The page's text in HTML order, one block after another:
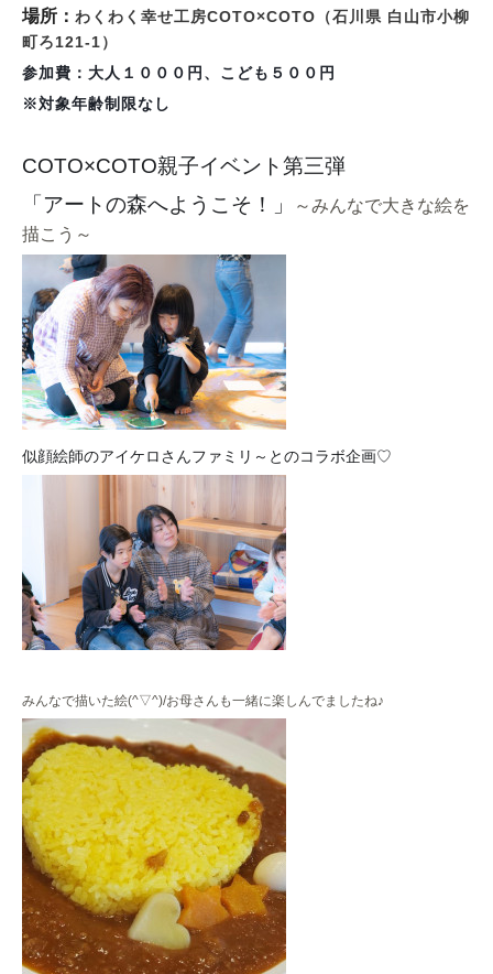
場所： わくわく幸せ工房COTO×COTO（石川県 白山市小柳
町ろ121-1）
参加費：大人１０００円、こども５００円
※対象年齢制限なし
COTO×COTO親子イベント第三弾
「アートの森へようこそ！」
～みんなで大きな絵を
描こう～
似顔絵師のアイケロさんファミリ～とのコラボ企画♡
みんなで描いた絵(^▽^)/お母さんも一緒に楽しんでましたね♪